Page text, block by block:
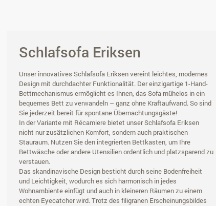
Schlafsofa Eriksen
Unser innovatives Schlafsofa Eriksen vereint leichtes, modernes
Design mit durchdachter Funktionalität. Der einzigartige 1-Hand-
Bettmechanismus ermöglicht es Ihnen, das Sofa mühelos in ein
bequemes Bett zu verwandeln – ganz ohne Kraftaufwand. So sind
Sie jederzeit bereit für spontane Übernachtungsgäste!
In der Variante mit Récamiere bietet unser Schlafsofa Eriksen
nicht nur zusätzlichen Komfort, sondern auch praktischen
Stauraum. Nutzen Sie den integrierten Bettkasten, um Ihre
Bettwäsche oder andere Utensilien ordentlich und platzsparend zu
verstauen.
Das skandinavische Design besticht durch seine Bodenfreiheit
und Leichtigkeit, wodurch es sich harmonisch in jedes
Wohnambiente einfügt und auch in kleineren Räumen zu einem
echten Eyecatcher wird. Trotz des filigranen Erscheinungsbildes